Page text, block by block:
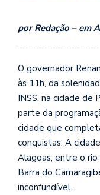
por Redação – em
O governador
às 11h, da
INSS, na cidade de
parte da
cidade que
conquistas. A
Alagoas, entre o rio
Barra do
inconfundível.